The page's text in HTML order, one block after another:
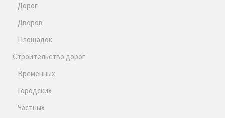
Дорог
Дворов
Площадок
Строительство дорог
Временных
Городских
Частных